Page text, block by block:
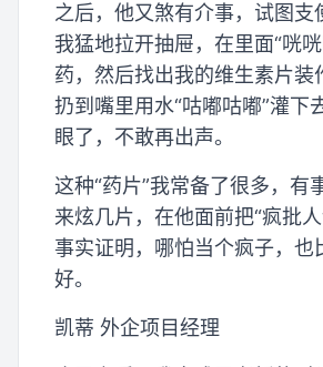
之后，他又煞有介事，试图支
我猛地拉开抽屉，在里面“咣
药，然后找出我的维生素片装
扔到嘴里用水“咕嘟咕嘟”灌下
眼了，不敢再出声。
这种“药片”我常备了很多，有
来炫几片，在他面前把“疯批人
事实证明，哪怕当个疯子，也
好。
凯蒂 外企项目经理